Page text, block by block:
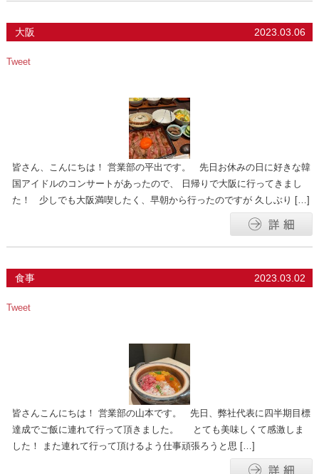
大阪 2023.03.06
Tweet
皆さん、こんにちは！ 営業部の平出です。 先日お休みの日に好きな韓
国アイドルのコンサートがあったので、 日帰りで大阪に行ってきまし
た！ 少しでも大阪満喫したく、早朝から行ったのですが 久しぶり […]
食事 2023.03.02
Tweet
皆さんこんにちは！ 営業部の山本です。 先日、弊社代表に四半期目標
達成でご飯に連れて行って頂きました。 とても美味しくて感激しま
した！ また連れて行って頂けるよう仕事頑張ろうと思 […]